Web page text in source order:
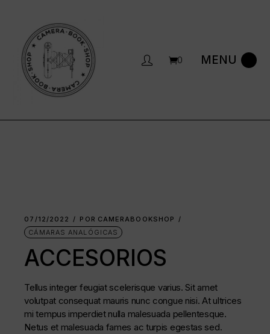
0
07/12/2022 POR CAMERABOOKSHOP
CÁMARAS ANALÓGICAS
ACCESORIOS
Tellus integer feugiat scelerisque varius. Sit amet
volutpat consequat mauris nunc congue nisi. At ultrices
mi tempus imperdiet nulla malesuada pellentesque.
Netus et malesuada fames ac turpis egestas sed.